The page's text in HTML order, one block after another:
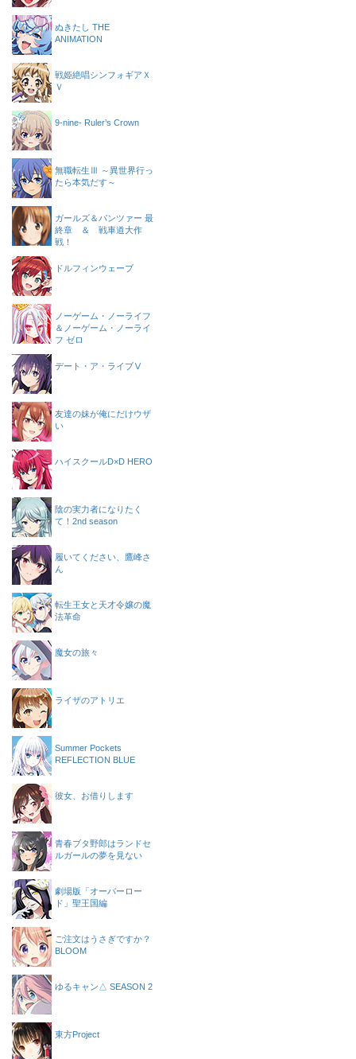
ぬきたし THE
ANIMATION
戦姫絶唱シンフォギアＸ
Ｖ
9-nine- Ruler’s Crown
無職転生Ⅲ ～異世界行っ
たら本気だす～
ガールズ＆パンツァー 最
終章 ＆ 戦車道大作
戦！
ドルフィンウェーブ
ノーゲーム・ノーライフ
＆ノーゲーム・ノーライ
フ ゼロ
デート・ア・ライブⅤ
友達の妹が俺にだけウザ
い
ハイスクールD×D HERO
陰の実力者になりたく
て！2nd season
履いてください、鷹峰さ
ん
転生王女と天才令嬢の魔
法革命
魔女の旅々
ライザのアトリエ
Summer Pockets
REFLECTION BLUE
彼女、お借りします
青春ブタ野郎はランドセ
ルガールの夢を見ない
劇場版「オーバーロー
ド」聖王国編
ご注文はうさぎですか？
BLOOM
ゆるキャン△ SEASON 2
東方Project